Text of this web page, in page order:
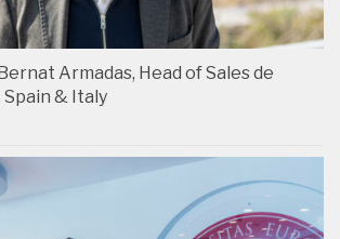
Armadas, Head of Sales de
& Italy